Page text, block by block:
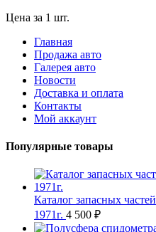
Цена за 1 шт.
Главная
Продажа авто
Галерея авто
Новости
Доставка и оплата
Контакты
Мой аккаунт
Популярные товары
Каталог запасных
1971г. 4 500 ₽